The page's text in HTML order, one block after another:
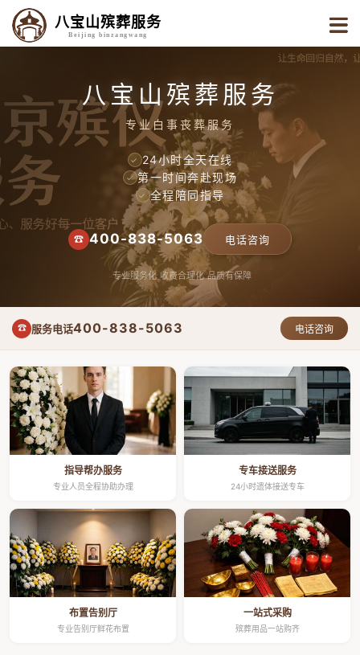
八宝山殡葬服务
Beijing binzangwang
八宝山殡葬服务
专业白事丧葬服务
✓ 24小时全天在线
✓ 第一时间奔赴现场
✓ 全程陪同指导
☎ 400-838-5063 电话咨询
专业服务化 收费合理化 品质有保障
☎ 服务电话400-838-5063 电话咨询
指导帮办服务
专业人员全程协助办理
专车接送服务
24小时遗体接送专车
布置告别厅
专业告别厅鲜花布置
一站式采购
殡葬用品一站购齐